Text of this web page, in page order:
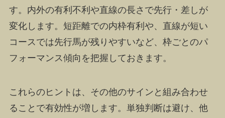
す。内外の有利不利や直線の長さで先行・差しが
変化します。短距離での内枠有利や、直線が短い
コースでは先行馬が残りやすいなど、枠ごとのパ
フォーマンス傾向を把握しておきます。
これらのヒントは、その他のサインと組み合わせ
ることで有効性が増します。単独判断は避け、他